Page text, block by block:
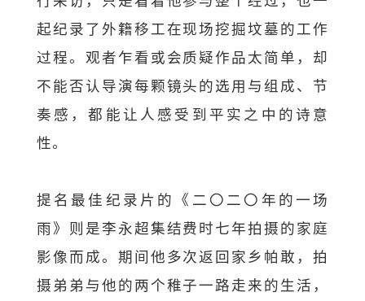
起纪录了外籍移工在现场挖掘坟墓的工作
过程。观者乍看或会质疑作品太简单，却
不能否认导演每颗镜头的选用与组成、节
奏感，都能让人感受到平实之中的诗意
性。
提名最佳纪录片的《二〇二〇年的一场
雨》则是李永超集结费时七年拍摄的家庭
影像而成。期间他多次返回家乡帕敢，拍
摄弟弟与他的两个稚子一路走来的生活，